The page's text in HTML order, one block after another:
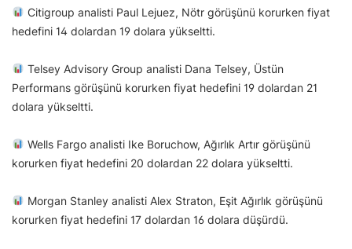
Citigroup analisti Paul Lejuez, Nötr görüşünü korurken fiyat
hedefini 14 dolardan 19 dolara yükseltti.
Telsey Advisory Group analisti Dana Telsey, Üstün
Performans görüşünü korurken fiyat hedefini 19 dolardan 21
dolara yükseltti.
Wells Fargo analisti Ike Boruchow, Ağırlık Artır görüşünü
korurken fiyat hedefini 20 dolardan 22 dolara yükseltti.
Morgan Stanley analisti Alex Straton, Eşit Ağırlık görüşünü
korurken fiyat hedefini 17 dolardan 16 dolara düşürdü.